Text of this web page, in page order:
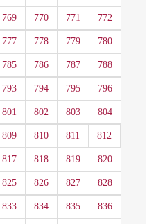
769 770 771 772
777 778 779 780
785 786 787 788
793 794 795 796
801 802 803 804
809 810 811 812
817 818 819 820
825 826 827 828
833 834 835 836